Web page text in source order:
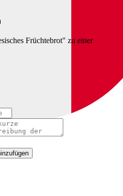
Früchtebrot" zu einer